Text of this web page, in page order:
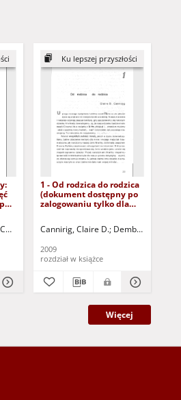
Cannirig, Claire D. Dembińska, Anna - tł.
Ku lepszej przyszłości
1 - Od rodzica do rodzica
(dokument dostępny po
zalogowaniu tylko dla
Cannirig, Claire D. Dembińska, Anna
2009
rozdział w książce
Więcej